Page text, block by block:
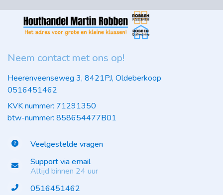
Neem contact met ons op!
Heerenveenseweg 3, 8421PJ, Oldeberkoop
0516451462
KVK nummer: 71291350
btw-nummer: 858654477B01
Veelgestelde vragen
Support via email
Altijd binnen 24 uur
0516451462